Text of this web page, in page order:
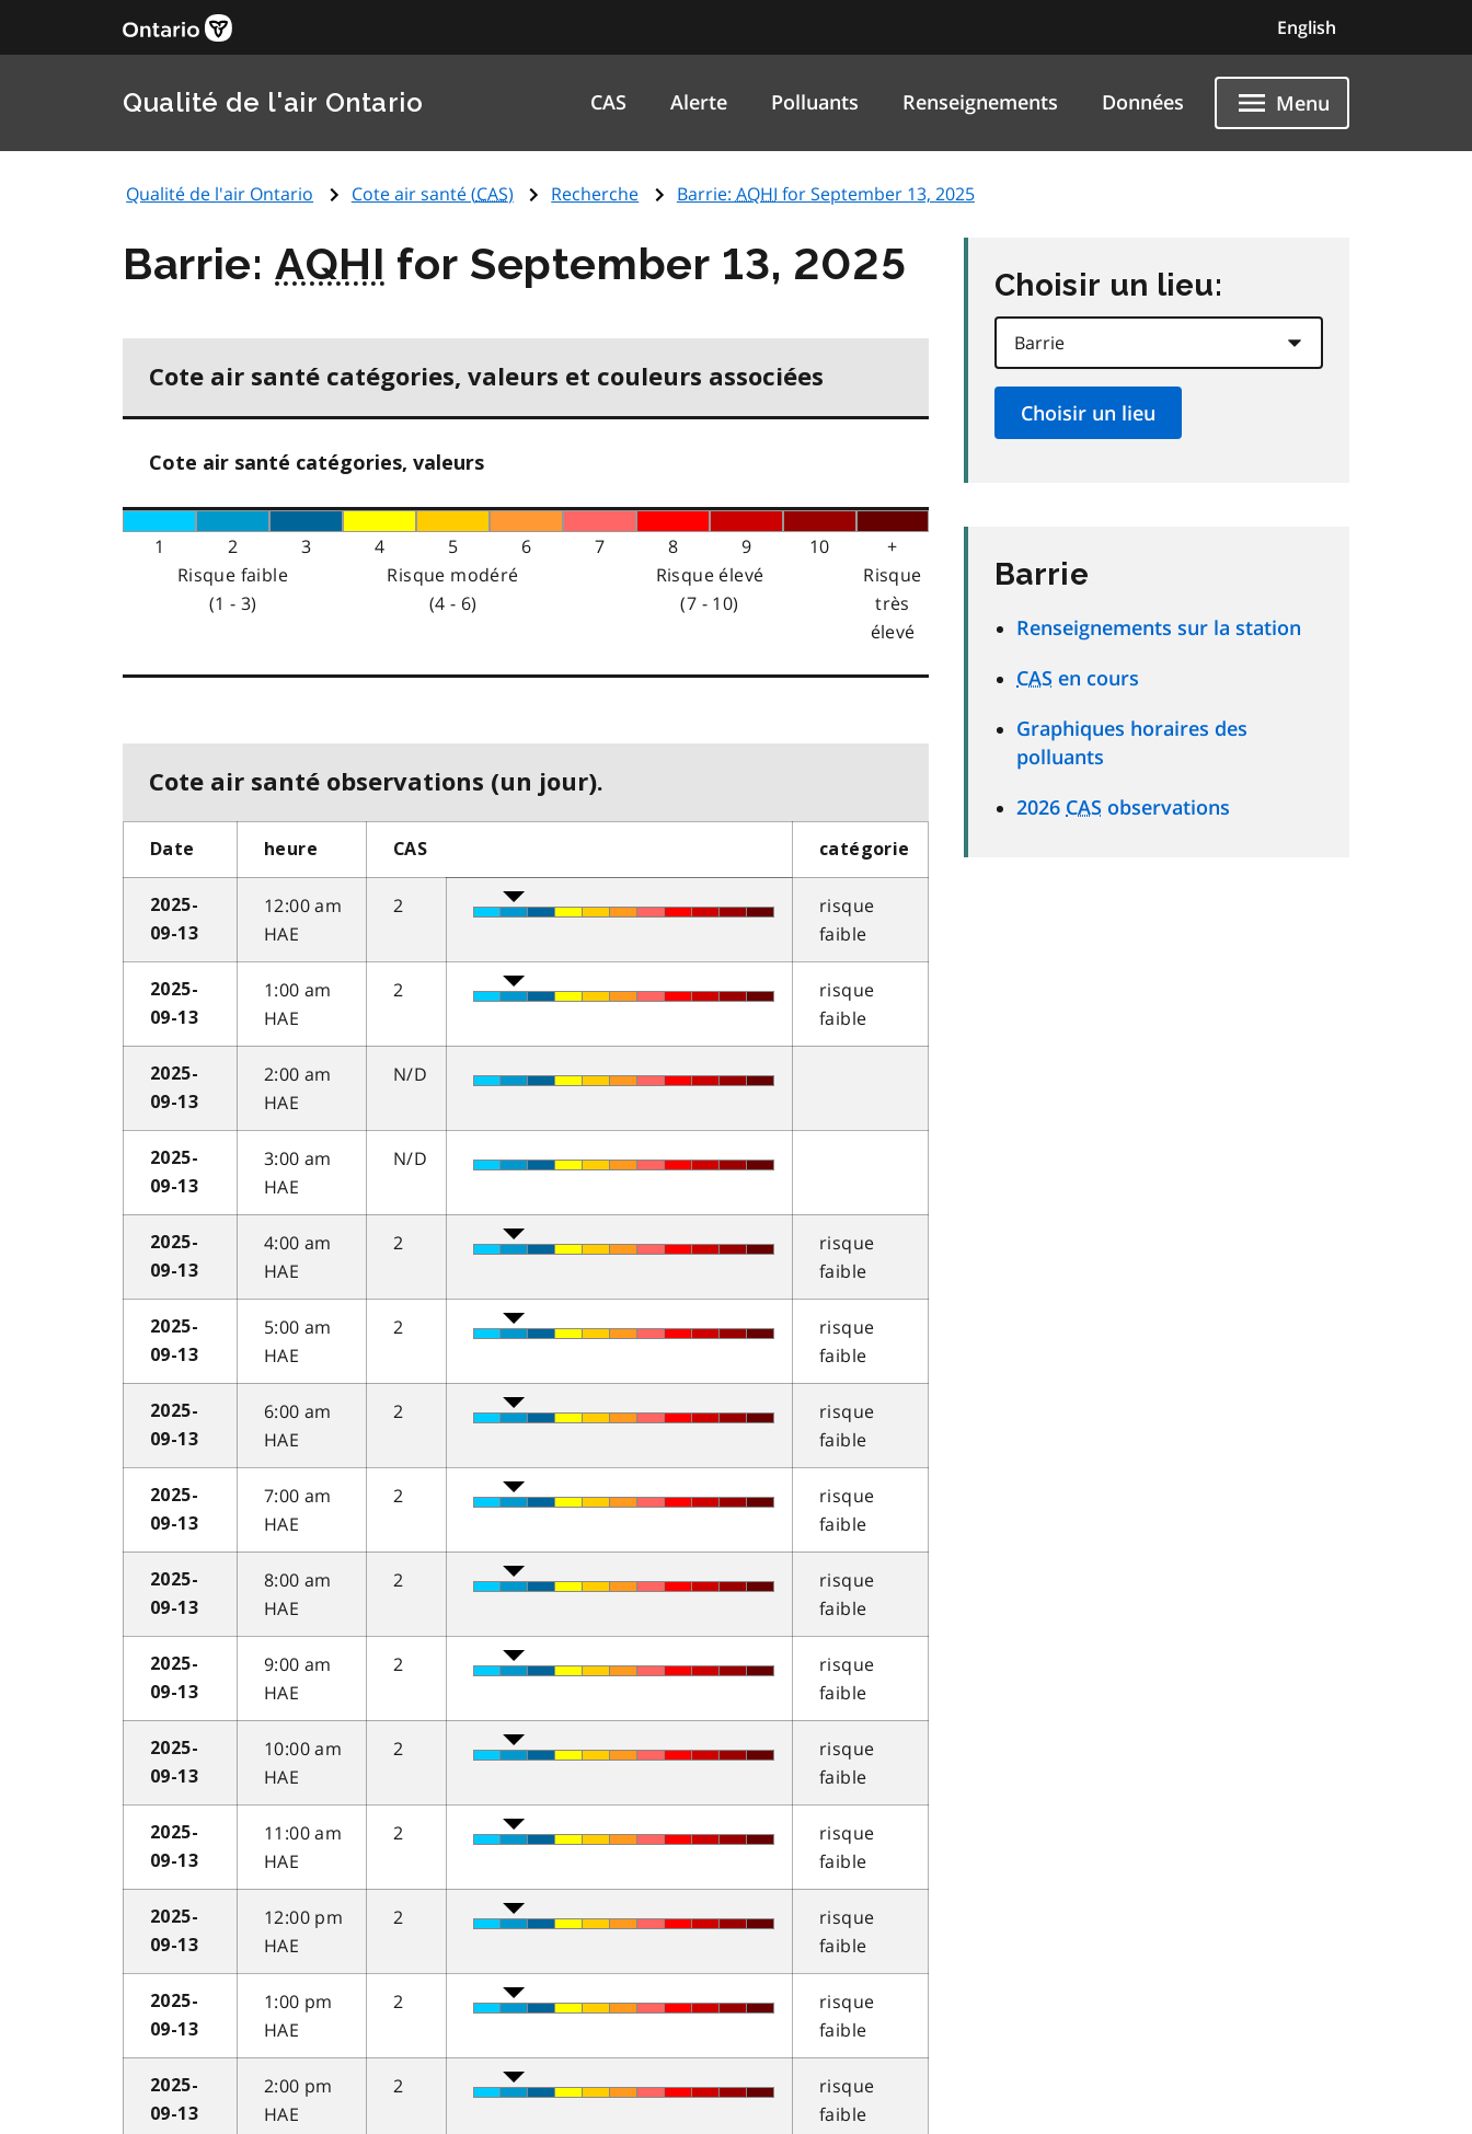
English
Qualité de l'air Ontario CAS Alerte Polluants Renseignements Données Menu
Qualité de l'air Ontario Cote air santé (CAS) Recherche Barrie: AQHI for September 13, 2025
Barrie:AQHI for September 13, 2025
Cote air santé catégories, valeurs et couleurs associées
Cote air santé catégories, valeurs
1 2 3 4 5 6 7 8 9 10
+
Risque faible
(1 - 3)
Risque modéré
(4 - 6)
Risque élevé
(7 - 10)
Risque
très
élevé
Cote air santé observations (un jour).
Date heure CAS catégorie
2025-
09-13
12:00 am
HAE
2
risque
faible
2025-
09-13
1:00 am
HAE
2
risque
faible
2025-
09-13
2:00 am
HAE
N/D
2025-
09-13
3:00 am
HAE
N/D
2025-
09-13
4:00 am
HAE
2
risque
faible
2025-
09-13
5:00 am
HAE
2
risque
faible
2025-
09-13
6:00 am
HAE
2
risque
faible
2025-
09-13
7:00 am
HAE
2
risque
faible
2025-
09-13
8:00 am
HAE
2
risque
faible
2025-
09-13
9:00 am
HAE
2
risque
faible
2025-
09-13
10:00 am
HAE
2
risque
faible
2025-
09-13
11:00 am
HAE
2
risque
faible
2025-
09-13
12:00 pm
HAE
2
risque
faible
2025-
09-13
1:00 pm
HAE
2
risque
faible
2025-
09-13
2:00 pm
HAE
2
risque
faible
Choisir un lieu:
Barrie
Renseignements sur la station
CAS en cours
Graphiques horaires des
polluants
2026 CAS observations